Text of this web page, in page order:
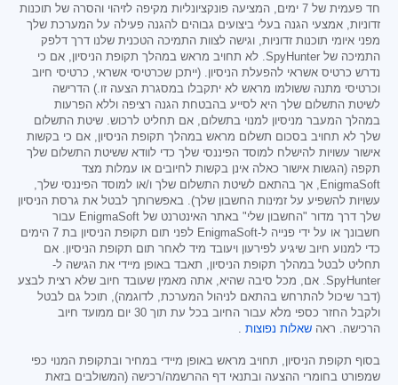
חד פעמית של 7 ימים, המציעה פונקציונליות מקיפה לזיהוי והסרה של תוכנות
זדוניות, אמצעי הגנה בעלי ביצועים גבוהים להגנה פעילה על המערכת שלך
מפני איומי תוכנות זדוניות, וגישה לצוות התמיכה הטכנית שלנו דרך דלפק
התמיכה של SpyHunter. לא תחויב מראש במהלך תקופת הניסיון, אם כי
נדרש כרטיס אשראי להפעלת הניסיון. (ייתכן שכרטיסי אשראי, כרטיסי חיוב
וכרטיסי מתנה ששולמו מראש לא יתקבלו במסגרת הצעה זו.) הדרישה
לשיטת התשלום שלך היא לסייע בהבטחת הגנה רציפה וללא הפרעות
במהלך המעבר מניסיון למנוי בתשלום, אם תחליט לרכוש. שיטת התשלום
שלך לא תחויב בסכום תשלום מראש במהלך תקופת הניסיון, אם כי בקשות
אישור עשויות להישלח למוסד הפיננסי שלך כדי לוודא ששיטת התשלום שלך
תקפה (הגשות אישור כאלה אינן בקשות לחיובים או עמלות מצד
EnigmaSoft, אך בהתאם לשיטת התשלום שלך ו/או למוסד הפיננסי שלך,
עשויות להשפיע על זמינות החשבון שלך). באפשרותך לבטל את גרסת הניסיון
שלך דרך מדור "החשבון שלי" באתר האינטרנט של EnigmaSoft עבור
חשבונך או על ידי פנייה ל-EnigmaSoft לפני תום תקופת הניסיון בת 7 הימים
כדי למנוע חיוב שיגיע לפירעון ויעובד מיד לאחר תום תקופת הניסיון. אם
תחליט לבטל במהלך תקופת הניסיון, תאבד באופן מיידי את הגישה ל-
SpyHunter. אם, מכל סיבה שהיא, אתה מאמין שעובד חיוב שלא רצית לבצע
(דבר שיכול להתרחש בהתאם לניהול המערכת, לדוגמה), תוכל גם לבטל
ולקבל החזר כספי מלא עבור החיוב בכל עת תוך 30 יום ממועד חיוב
הרכישה. ראה שאלות נפוצות
בסוף תקופת הניסיון, תחויב מראש באופן מיידי במחיר ובתקופת המנוי כפי
שמפורט בחומרי ההצעה ובתנאי דף ההרשמה/רכישה (המשולבים בזאת